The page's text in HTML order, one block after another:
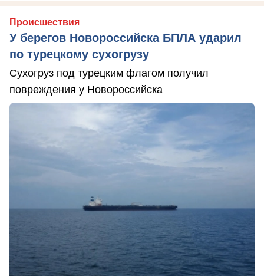
Происшествия
У берегов Новороссийска БПЛА ударил
по турецкому сухогрузу
Сухогруз под турецким флагом получил
повреждения у Новороссийска